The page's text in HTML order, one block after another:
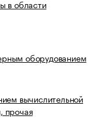
в области
оборудованием
вычислительной
прочая